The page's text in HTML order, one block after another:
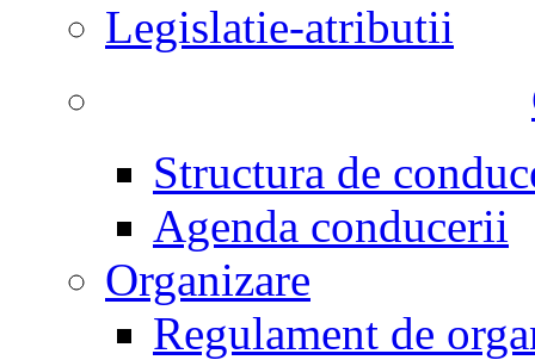
Legislatie-atributii
Structura de
Agenda conducerii
Organizare
Regulament de